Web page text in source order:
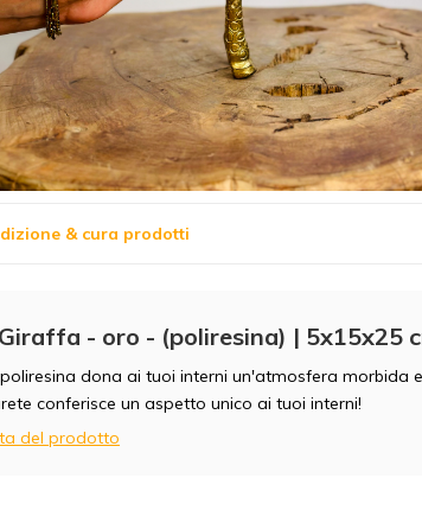
& cura prodotti
- oro - (poliresina) | 5x15x25
dona ai tuoi interni un'atmosfera morbida e
conferisce un aspetto unico ai tuoi interni!
del prodotto